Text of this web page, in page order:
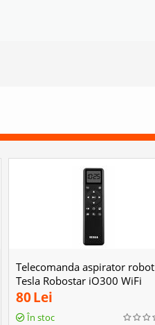
Telecomanda aspirator robot
Tesla Robostar iQ300 WiFi
negru
80Lei
În stoc